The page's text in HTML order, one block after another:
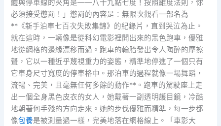
體與停車線的夾角是——八十九點七度！按照維度法則，你
必須接受懲罰！」懲罰的內容是：無限次觀看一部名為
**《新手泊車七百次失敗集錦》的紀錄片，直到哭泣為止。
就在這時，一輛像是從科幻電影裡開出來的黑色跑車，優雅
地從網格的邊緣漂移而過。跑車的輪胎發出令人陶醉的摩擦
聲，它以一種近乎蔑視重力的姿態，精準地停進了一個只有
它車身尺寸寬度的停車格中。那泊車的過程就像一場舞蹈，
流暢、完美，且毫無任何多餘的動作**。跑車的駕駛座上走
出一個全身黑色皮衣的女人，她戴著一副透明護目鏡，冷酷
地朝著何手殘的方向走來。她的步伐優雅而精準，每一步都
像包養是被測量過一樣，完美地落在網格線上。「車影大